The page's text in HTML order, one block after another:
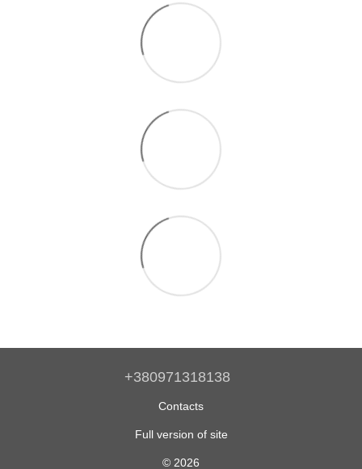
+380971318138
Contacts
Full version of site
© 2026